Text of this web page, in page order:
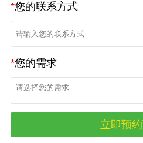
*您的联系方式
*您的需求